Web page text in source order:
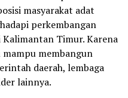
masyarakat adat
perkembangan
Timur. Karena
membangun
daerah, lembaga
lainnya.